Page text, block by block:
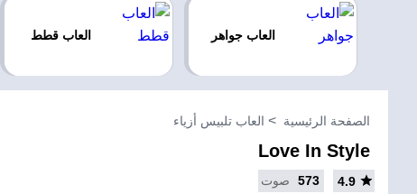
العاب جواهر العاب قطط
الصفحة الرئيسية العاب تلبيس أزياء
Love In Style
4.9
573 صوت